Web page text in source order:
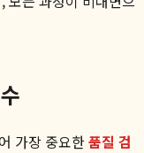
가장 중요한품질 검